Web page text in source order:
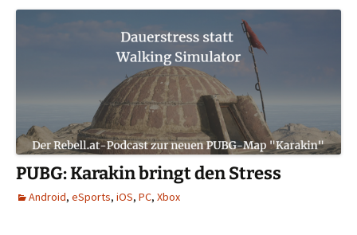
PUBG: Karakin bringt den Stress
Android, eSports, iOS, PC, Xbox